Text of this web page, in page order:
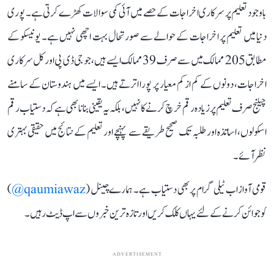
باوجود تعلیم پر سرکاری اخراجات کے حصے میں آئی کمی سوالات کھڑے کرتی ہے۔ پوری
دنیا میں تعلیم پر اخراجات کے حوالے سے صورتحال بہت اچھی نہیں ہے۔ یونیسکو کے
مطابق 205 ممالک میں سے صرف 39 ممالک ایسے ہیں، جو جی ڈی پی اور کل سرکاری
اخراجات، دونوں کے کم از کم معیار پر پورا اترتے ہیں۔ ایسے میں ہندوستان کے سامنے
چیلنج صرف تعلیم پر زیادہ رقم خرچ کرنے کا نہیں، بلکہ یہ یقینی بنانا بھی ہے کہ دستیاب رقم
اسکولوں، اساتذہ اور طلبہ تک صحیح طریقے سے پہنچے اور تعلیم کے نتائج میں حقیقی بہتری
نظر آئے۔
قومی آواز اب ٹیلی گرام پر بھی دستیاب ہے۔ ہمارے چینل (qaumiawaz@
)
کو جوائن کرنے کے لئے یہاں کلک کریں اور تازہ ترین خبروں سے اپ ڈیٹ رہیں۔
ADVERTISEMENT